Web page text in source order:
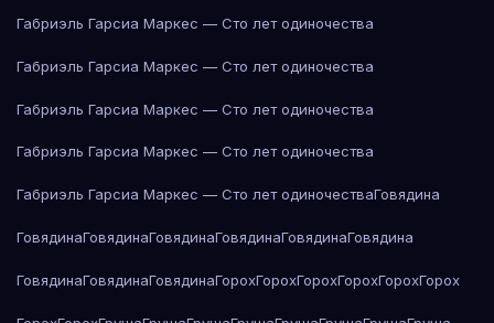
Габриэль Гарсиа Маркес — Сто лет одиночества
Габриэль Гарсиа Маркес — Сто лет одиночества
Габриэль Гарсиа Маркес — Сто лет одиночества
Габриэль Гарсиа Маркес — Сто лет одиночества
Габриэль Гарсиа Маркес — Сто лет одиночестваГовядина
ГовядинаГовядинаГовядинаГовядинаГовядинаГовядина
ГовядинаГовядинаГовядинаГорохГорохГорохГорохГорохГорох